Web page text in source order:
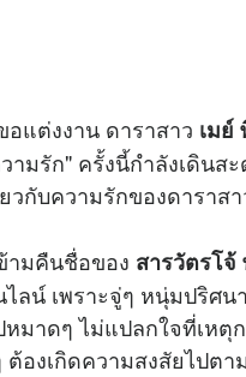
อแต่งงาน ดาราสาว เม
มรัก" ครั้งนี้กำลังเดินส
วกับความรักของดารา
ามคืนชื่อของ สารวัตรโ
ลน์ เพราะจู่ๆ หนุ่มปริศ
หมาดๆ ไม่แปลกใจที่เห
องเกิดความสงสัยไปตา